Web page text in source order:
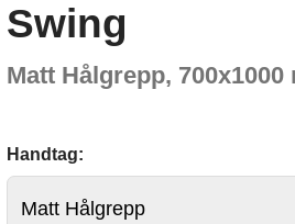
Swing
Matt Hålgrepp,
Handtag: